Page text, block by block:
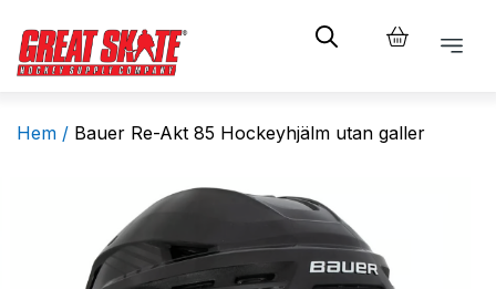
Hem / Bauer Re-Akt 85 Hockeyhjälm utan galler